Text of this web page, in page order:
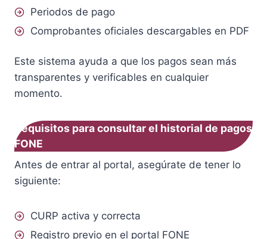
Periodos de pago
Comprobantes oficiales descargables en PDF
Este sistema ayuda a que los pagos sean más
transparentes y verificables en cualquier
momento.
Requisitos para consultar el historial de pagos
FONE
Antes de entrar al portal, asegúrate de tener lo
siguiente:
CURP activa y correcta
Registro previo en el portal FONE